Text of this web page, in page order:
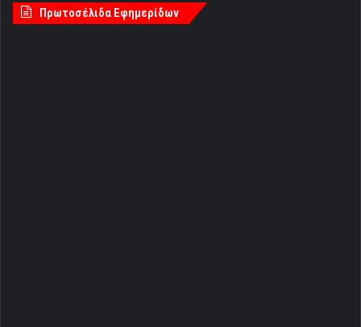
Πρωτοσέλιδα Εφημερίδων